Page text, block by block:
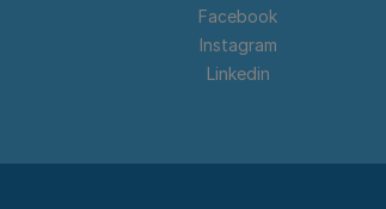
Facebook
Instagram
Linkedin